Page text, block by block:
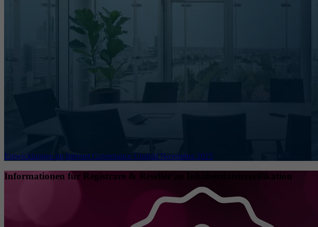
Entwicklungen im Internet Governance Umfeld November 2025
Informationen für Registrare & Reseller zu Inhaberdatenverifikation